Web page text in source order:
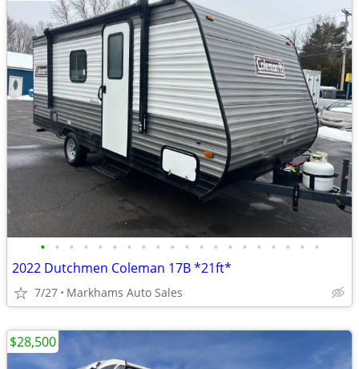
• • • • • • • • • • • • • • • • • • • •
2022 Dutchmen Coleman 17B *21ft*
7/27 Markhams Auto Sales
$28,500